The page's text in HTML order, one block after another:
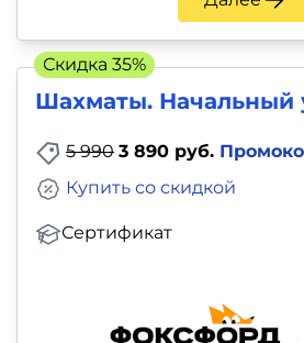
Шахматы. Начальный
5 990 3 890 руб.
Сертификат
Купить со скидкой
Скидка 35%